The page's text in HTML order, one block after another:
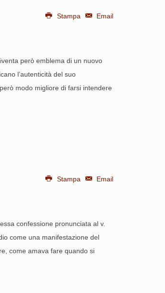
Stampa Email
però emblema di un nuovo
l’autenticità del suo
modo migliore di farsi intendere
Stampa Email
confessione pronunciata al v.
come una manifestazione del
come amava fare quando si